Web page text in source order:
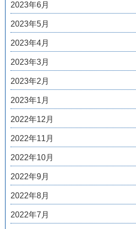
2023年6月
2023年5月
2023年4月
2023年3月
2023年2月
2023年1月
2022年12月
2022年11月
2022年10月
2022年9月
2022年8月
2022年7月